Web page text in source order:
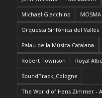
Michael Giacchino MOSMA
Orquesta Sinfónica del Vallés
Palau de la Música Catalana
Robert Townson Royal
SoundTrack_Cologne
The World of Hans Zimmer -